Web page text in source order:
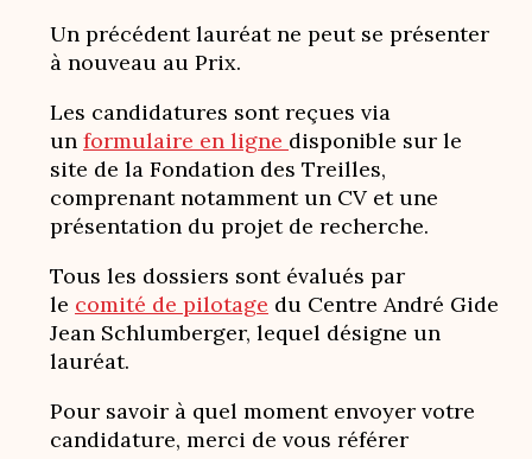
Un précédent lauréat ne peut se présenter
à nouveau au Prix.
Les candidatures sont reçues via
un formulaire en ligne disponible sur le
site de la Fondation des Treilles,
comprenant notamment un CV et une
présentation du projet de recherche.
Tous les dossiers sont évalués par
le comité de pilotage du Centre André Gide
Jean Schlumberger, lequel désigne un
lauréat.
Pour savoir à quel moment envoyer votre
candidature, merci de vous référer